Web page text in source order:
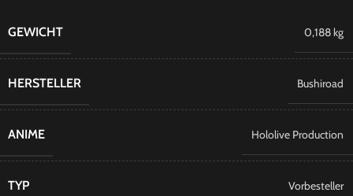
GEWICHT 0,188 kg
HERSTELLER Bushiroad
ANIME Hololive Production
TYP Vorbesteller